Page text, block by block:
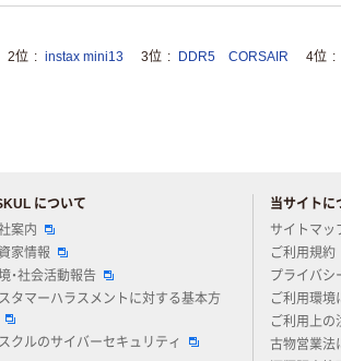
2位 instax mini13 3位 DDR5 CORSAIR 4位
について
案内
家情報
・社会活動報告
タマーハラスメントに対する基本方
クルのサイバーセキュリティ
当サイトに
サイトマッ
ご利用規約
プライバシ
ご利用環境
ご利用上の
古物営業法